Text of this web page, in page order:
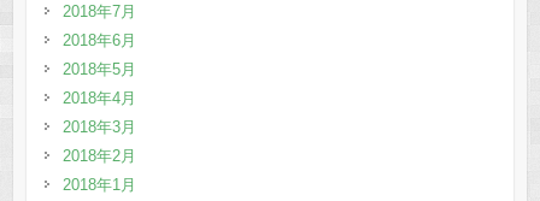
2018年7月
2018年6月
2018年5月
2018年4月
2018年3月
2018年2月
2018年1月